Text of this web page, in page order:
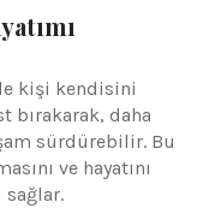
kişi kendisini
bırakarak, daha
sürdürebilir. Bu
ve hayatını